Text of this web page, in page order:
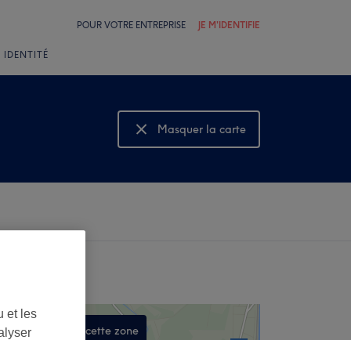
POUR VOTRE ENTREPRISE JE M'IDENTIFIE
IDENTITÉ
Masquer la carte
Montrer la carte
dans cette zone
et les